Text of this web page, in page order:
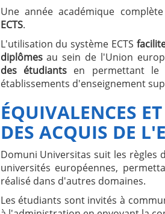
Une année académique
ECTS.
L'utilisation du système ECTS
diplômesau sein de l'Union
des étudiantsen permettant le
établissements d'enseignement
ÉQUIVALENCES
DES ACQUIS DE
Domuni Universitas suit les règles
universités européennes,
réalisé dans d'autres domaines.
Les étudiants sont invités à